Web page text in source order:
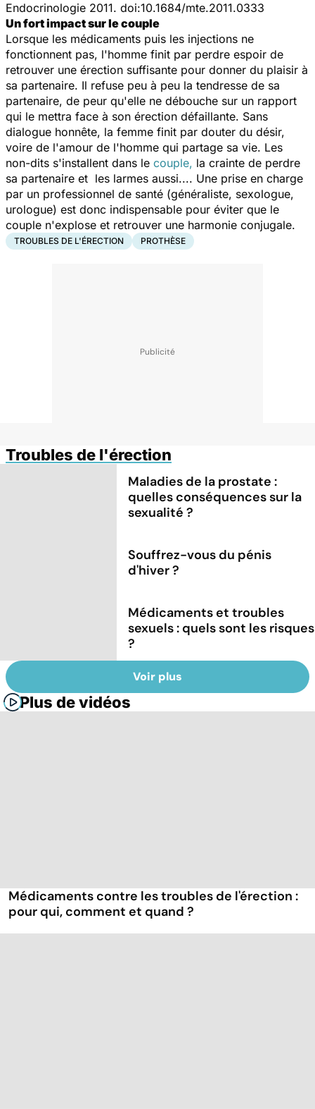
Endocrinologie 2011. doi:10.1684/mte.2011.0333
Un fort impact sur le couple
Lorsque les médicaments puis les injections ne
fonctionnent pas, l'homme finit par perdre espoir de
retrouver une érection suffisante pour donner du plaisir à
sa partenaire. Il refuse peu à peu la tendresse de sa
partenaire, de peur qu'elle ne débouche sur un rapport
qui le mettra face à son érection défaillante. Sans
dialogue honnête, la femme finit par douter du désir,
voire de l'amour de l'homme qui partage sa vie. Les
non-dits s'installent dans le couple, la crainte de perdre
sa partenaire et les larmes aussi.... Une prise en charge
par un professionnel de santé (généraliste, sexologue,
urologue) est donc indispensable pour éviter que le
couple n'explose et retrouver une harmonie conjugale.
TROUBLES DE L'ÉRECTION PROTHÈSE
Troubles de l'érection
Maladies de la prostate :
quelles conséquences sur la
sexualité ?
Souffrez-vous du pénis
d'hiver ?
Médicaments et troubles
sexuels : quels sont les risques
?
Voir plus
Plus de vidéos
Médicaments contre les troubles de l'érection :
pour qui, comment et quand ?